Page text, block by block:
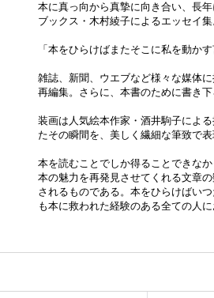
本に真っ向から真摯に向き合い、長
ブックス・木村綾子によるエッセイ集
「本をひらけばまたそこに私を動かす
雑誌、新聞、ウエブなど様々な媒体
再編集。さらに、本書のために書き
装画は人気絵本作家・酒井駒子によ
たその瞬間を、美しく繊細な筆致で表
本を読むことでしか得ることできな
本の魅力を再発見させてくれる文章
されるものである。本をひらけばい
も本に救われた経験のある全ての人